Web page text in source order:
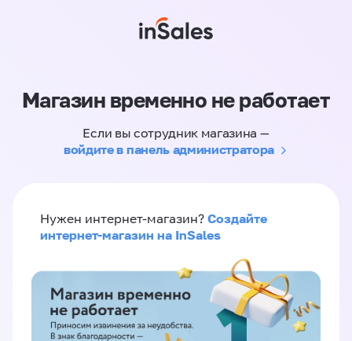
Магазин временно не работает
Если вы сотрудник магазина —
войдите в панель администратора
Нужен интернет-магазин? Создайте
интернет-магазин на InSales